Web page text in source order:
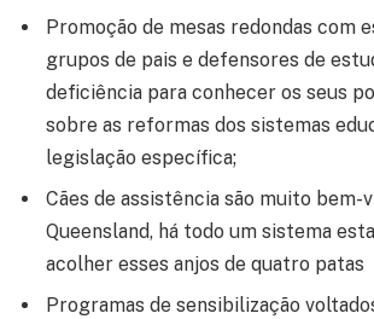
Promoção de mesas redondas com
grupos de pais e defensores de
deficiência para conhecer os seus
sobre as reformas dos sistemas
legislação específica;
Cães de assistência são muito bem-
Queensland, há todo um sistema
acolher esses anjos de quatro patas
Programas de sensibilização